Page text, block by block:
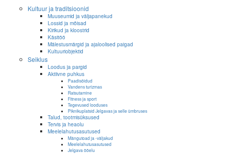
Kultuur ja traditsioonid
Muuseumid ja väljapanekud
Lossid ja mõisad
Kirikud ja kloostrid
Käsitöö
Mälestusmärgid ja ajaloolised paigad
Kultuuriobjektid
Seiklus
Loodus ja pargid
Aktiivne puhkus
Paadisõidud
Vandens turizmas
Ratsutamine
Fitness ja sport
Tegevused looduses
Piknikuplatsid Jelgavas ja selle ümbruses
Talud, tootmisüksused
Tervis ja heaolu
Meelelahutusasutused
Mängutoad ja -väljakud
Meelelahutusasutused
Jelgava ööelu